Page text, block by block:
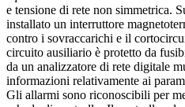
e tensione di rete non simmetrica.
installato un interruttore
contro i sovraccarichi e il
circuito ausiliario è protetto da
da un analizzatore di rete digitale
informazioni relativamente ai
Gli allarmi sono riconoscibili per